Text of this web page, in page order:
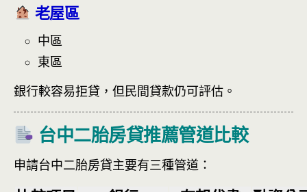
老屋區
中區
東區
銀行較容易拒貸，但民間貸款仍可評估。
台中二胎房貸推薦管道比較
申請台中二胎房貸主要有三種管道：